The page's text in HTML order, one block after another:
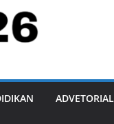
ADVETORIAL